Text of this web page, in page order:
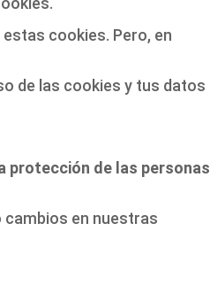
cookies. Pero, en
de las cookies y tus datos
protección de las personas
cambios en nuestras